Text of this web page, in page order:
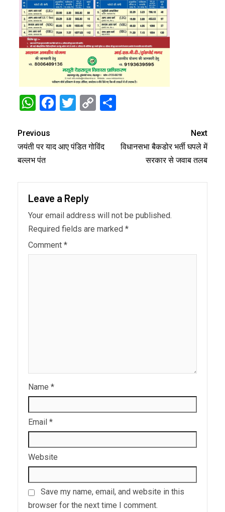
WhatsApp
Facebook
Twitter
Copy
Previous
जयंती पर याद आए पंडित गोविंद
बल्लभ पंत
Next
विधानसभा बैकडोर भर्ती घपले में
सरकार से जवाब तलब
Leave a Reply
Your email address will not be published.
Required fields are marked *
Comment *
Name *
Email *
Website
Save my name, email, and website in this
browser for the next time I comment.